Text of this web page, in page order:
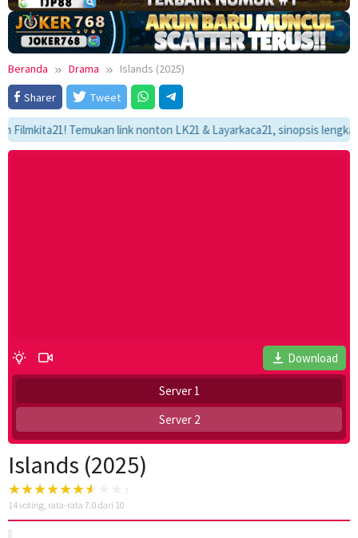
Beranda Drama
Islands (2025)
Sharer
Tweet
Temukan link nonton LK21 & Layarkaca21, sinopsis
Download
Server 1
Server 2
Islands (2025)
14voting, rata-rata 7.0 dari 10